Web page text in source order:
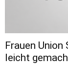
Frauen
leicht